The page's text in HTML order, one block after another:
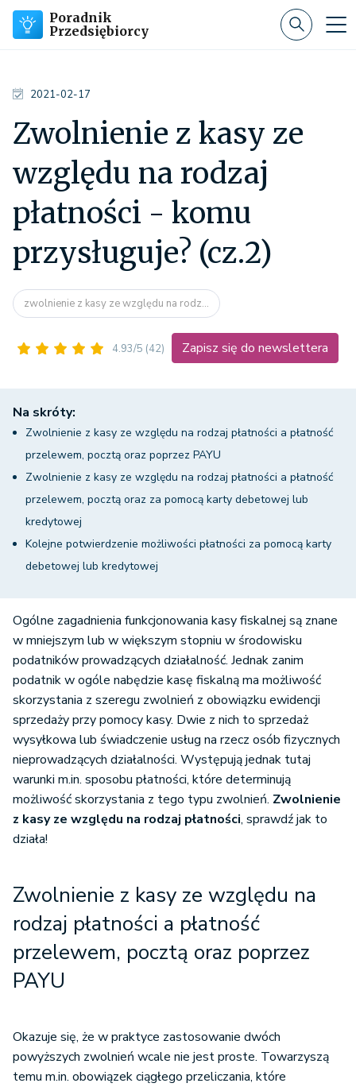
Poradnik
Przedsiębiorcy
2021-02-17
Zwolnienie z kasy ze
względu na rodzaj
płatności - komu
przysługuje? (cz.2)
zwolnienie z kasy ze względu na rodz...
4.93/5 (42) Zapisz się do newslettera
Na skróty:
Zwolnienie z kasy ze względu na rodzaj płatności a płatność
przelewem, pocztą oraz poprzez PAYU
Zwolnienie z kasy ze względu na rodzaj płatności a płatność
przelewem, pocztą oraz za pomocą karty debetowej lub
kredytowej
Kolejne potwierdzenie możliwości płatności za pomocą karty
debetowej lub kredytowej
Ogólne zagadnienia funkcjonowania kasy fiskalnej są znane
w mniejszym lub w większym stopniu w środowisku
podatników prowadzących działalność. Jednak zanim
podatnik w ogóle nabędzie kasę fiskalną ma możliwość
skorzystania z szeregu zwolnień z obowiązku ewidencji
sprzedaży przy pomocy kasy. Dwie z nich to sprzedaż
wysyłkowa lub świadczenie usług na rzecz osób fizycznych
nieprowadzących działalności. Występują jednak tutaj
warunki m.in. sposobu płatności, które determinują
możliwość skorzystania z tego typu zwolnień. Zwolnienie
z kasy ze względu na rodzaj płatności, sprawdź jak to
działa!
Zwolnienie z kasy ze względu na
rodzaj płatności a płatność
przelewem, pocztą oraz poprzez
PAYU
Okazuje się, że w praktyce zastosowanie dwóch
powyższych zwolnień wcale nie jest proste. Towarzyszą
temu m.in. obowiązek ciągłego przeliczania, które